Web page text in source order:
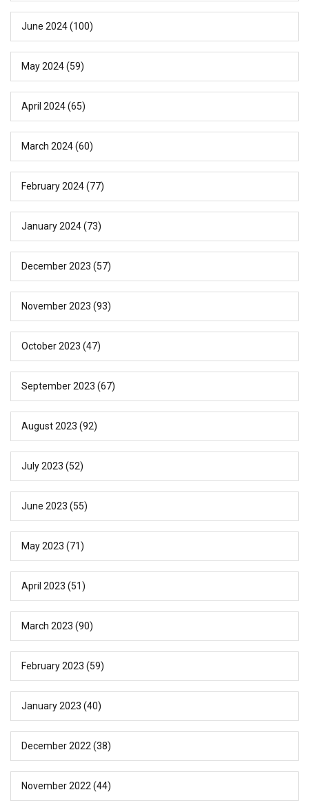
June 2024(100)
May 2024(59)
April 2024(65)
March 2024(60)
February 2024(77)
January 2024(73)
December 2023 (57)
November 2023 (93)
October 2023 (47)
September 2023 (67)
August 2023 (92)
July 2023 (52)
June 2023 (55)
May 2023 (71)
April 2023 (51)
March 2023 (90)
February 2023 (59)
January 2023 (40)
December 2022 (38)
November 2022 (44)